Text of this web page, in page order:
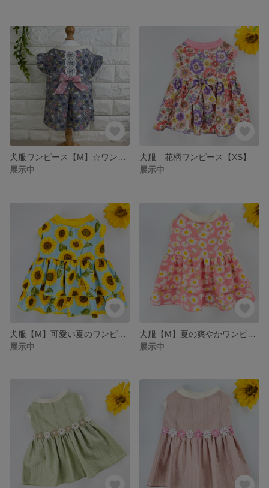
展示中
犬服 花柄ワンピース【XS】
展示中
展示中
展示中